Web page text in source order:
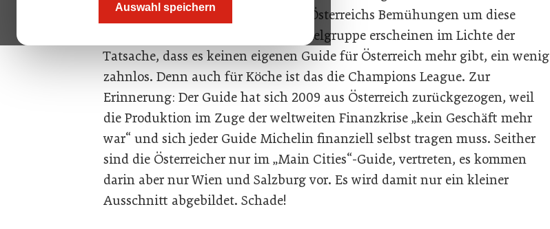
Auswahl speichern
Informationsquelle Nummer eins. Österreichs Bemühungen um diese
(zahlungskräftige und wichtige) Zielgruppe erscheinen im Lichte der
Tatsache, dass es keinen eigenen Guide für Österreich mehr gibt, ein wenig
zahnlos. Denn auch für Köche ist das die Champions League. Zur
Erinnerung: Der Guide hat sich 2009 aus Österreich zurückgezogen, weil
die Produktion im Zuge der weltweiten Finanzkrise „kein Geschäft mehr
war“ und sich jeder Guide Michelin finanziell selbst tragen muss. Seither
sind die Österreicher nur im „Main Cities“-Guide, vertreten, es kommen
darin aber nur Wien und Salzburg vor. Es wird damit nur ein kleiner
Ausschnitt abgebildet. Schade!